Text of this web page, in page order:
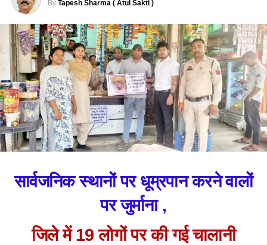
By Tapesh Sharma ( Atul Sakti )
सार्वजनिक स्थानों पर धूम्रपान करने वालों
पर जुर्माना ,
जिले में 19 लोगों पर की गई चालानी